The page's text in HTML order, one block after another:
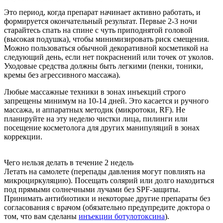
Это период, когда препарат начинает активно работать, и
формируется окончательный результат. Первые 2-3 ночи
старайтесь спать на спине с чуть приподнятой головой
(высокая подушка), чтобы минимизировать риск смещения.
Можно пользоваться обычной декоративной косметикой на
следующий день, если нет покраснений или точек от уколов.
Уходовые средства должны быть легкими (пенки, тоники,
кремы без агрессивного массажа).
Любые массажные техники в зонах инъекций строго
запрещены минимум на 10-14 дней. Это касается и ручного
массажа, и аппаратных методик (микротоки, RF). Не
планируйте на эту неделю чистки лица, пилинги или
посещение косметолога для других манипуляций в зонах
коррекции.
Чего нельзя делать в течение 2 недель
Летать на самолете (перепады давления могут повлиять на
микроциркуляцию). Посещать солярий или долго находиться
под прямыми солнечными лучами без SPF-защиты.
Принимать антибиотики и некоторые другие препараты без
согласования с врачом (обязательно предупредите доктора о
том, что вам сделаны инъекции ботулотоксина).